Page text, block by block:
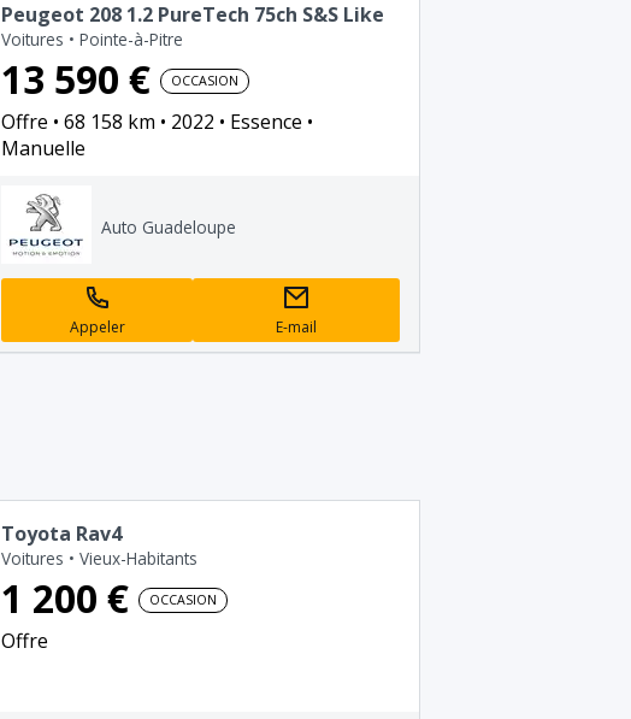
Peugeot 208 1.2 PureTech 75ch S&S Like
Voitures • Pointe-à-Pitre
13 590 € OCCASION
Offre 68 158 km 2022
Essence
Manuelle
Auto Guadeloupe
Appeler E-mail
Toyota Rav4
Voitures • Vieux-Habitants
1 200 € OCCASION
Offre